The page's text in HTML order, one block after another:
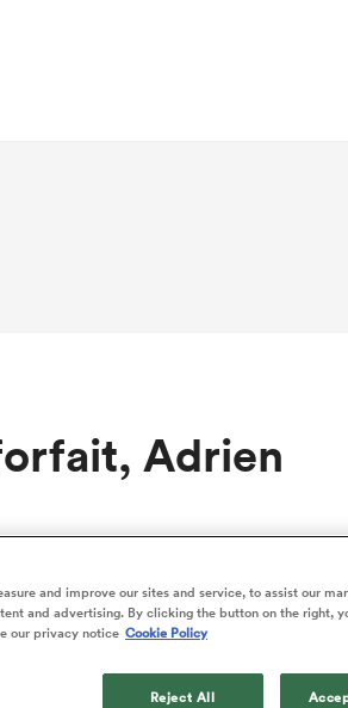
Adrien
Updated: 29 June 2026 04:35 PDT
and improve our sites and service, to assist our
and advertising. By clicking the button on the right,
our privacy notice Cookie Policy
Reject All